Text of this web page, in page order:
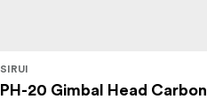
SIRUI
PH-20 Gimbal Head Carbon